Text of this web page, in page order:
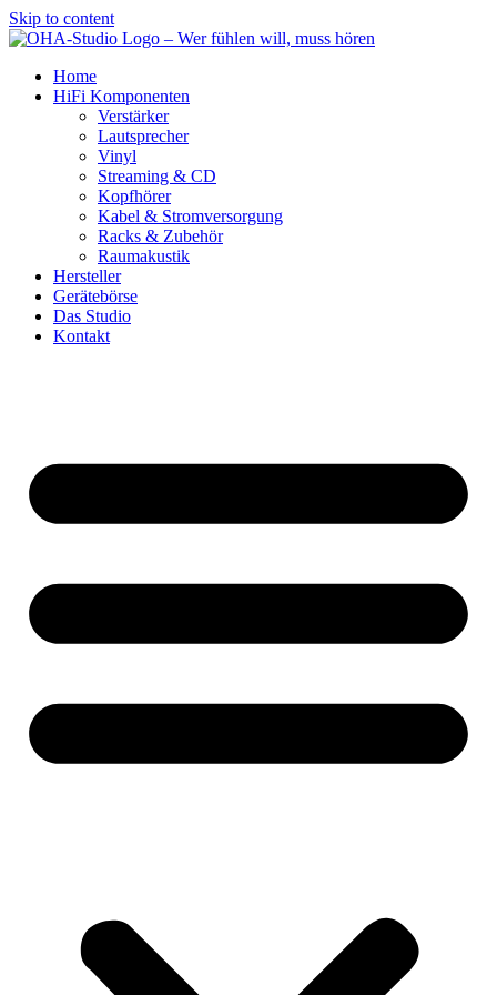
Skip to content
Home
HiFi Komponenten
Verstärker
Lautsprecher
Vinyl
Streaming & CD
Kopfhörer
Kabel & Stromversorgung
Racks & Zubehör
Raumakustik
Hersteller
Gerätebörse
Das Studio
Kontakt